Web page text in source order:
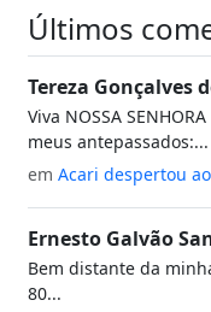
Últimos
Tereza Gonçalves
Viva NOSSA
meus antepassados:...
em Acari despertou
Ernesto Galvão
Bem distante da
80...